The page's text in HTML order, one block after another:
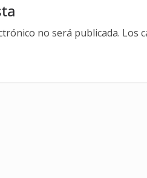
no será publicada. Los